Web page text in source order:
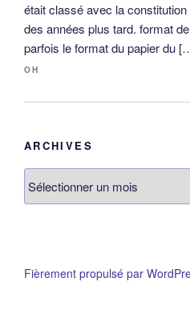
était classé avec la constitution
des années plus tard. format
parfois le format du papier du
OH
ARCHIVES
Fièrement propulsé par